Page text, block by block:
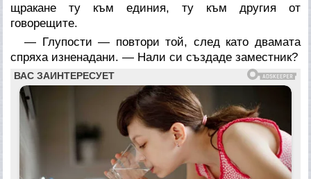
щракане ту към единия, ту към другия от
говорещите.
— Глупости — повтори той, след като двамата
спряха изненадани. — Нали си създаде заместник?